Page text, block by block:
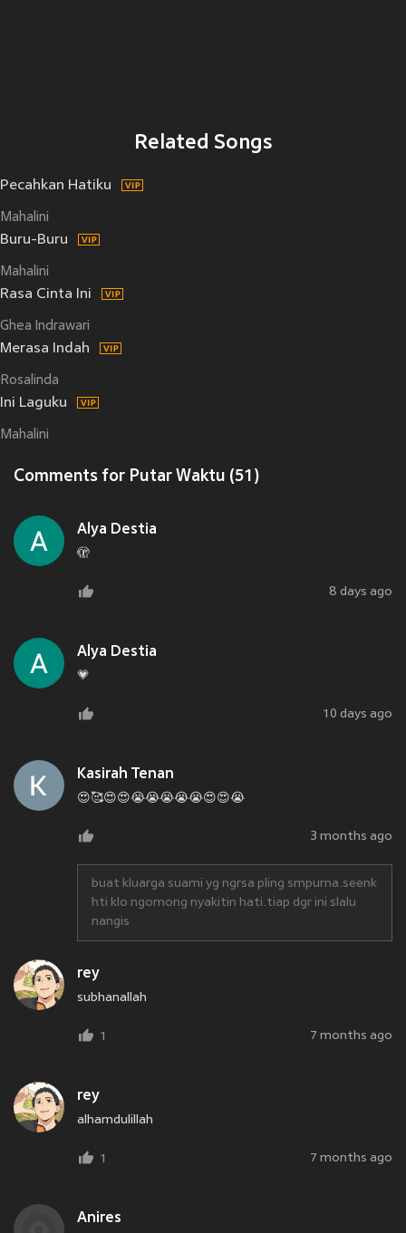
Related Songs
Pecahkan Hatiku
Mahalini
Buru-Buru
Mahalini
Rasa Cinta Ini
Ghea Indrawari
Merasa Indah
Rosalinda
Ini Laguku
Mahalini
Comments for Putar Waktu (51)
Alya Destia
🫣
8 days ago
Alya Destia
💗
10 days ago
Kasirah Tenan
😍🥰😍😍😭😭😭😭😭😍😍😭
3 months ago
buat kluarga suami yg ngrsa pling smpurna.seenk
hti klo ngomong nyakitin hati.tiap dgr ini slalu
nangis
rey
subhanallah
1 7 months ago
rey
alhamdulillah
1 7 months ago
Anires